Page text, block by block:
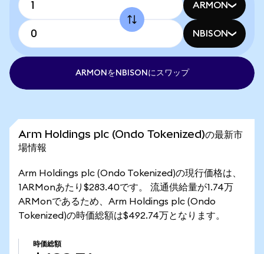
ARMON
NBISON
ARMONをNBISONにスワップ
Arm Holdings plc (Ondo Tokenized)の最新市
場情報
Arm Holdings plc (Ondo Tokenized)の現行価格は、
1ARMonあたり$283.40です。 流通供給量が1.74万
ARMonであるため、Arm Holdings plc (Ondo
Tokenized)の時価総額は$492.74万となります。
時価総額